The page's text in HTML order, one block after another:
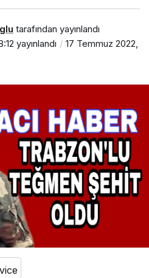
tarafından yayınlandı
yayınlandı
17 Temmuz 2022,